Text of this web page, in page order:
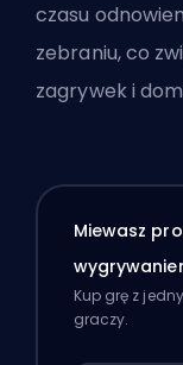
czasu
zebraniu, co
zagrywek i
Miewasz
Kup grę z
graczy.